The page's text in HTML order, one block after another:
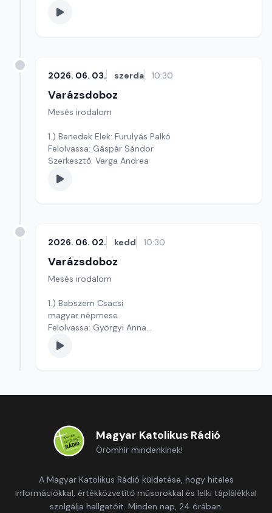
Szerkesztő: Varga Andrea
2026. 06. 03. szerda 10:30
Varázsdoboz
Mesés irodalom
1.) Benedek Elek: Furulyás Palkó
Felolvassa: Gáspár Sándor
Szerkesztő: Varga Andrea
2026. 06. 02. kedd 10:30
Varázsdoboz
Mesés irodalom
1.) Babszem Csacsi
magyar népmese
Felolvassa: Györgyi Anna
Szerkesztő: Varga Andrea
Magyar Katolikus Rádió
Örömhír mindenkinek!
A Magyar Katolikus Rádió küldetése, hogy hiteles
információkkal, értékközvetítő műsorokkal és lelki táplálékkal
szolgálja hallgatóit. Minden nap, 24 órában.